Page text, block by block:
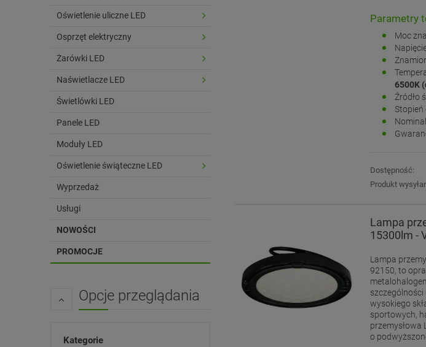
Oświetlenie uliczne LED
Osprzęt elektryczny
Żarówki LED
Naświetlacze LED
Świetlówki LED
Panele LED
Moduły LED
Oświetlenie świąteczne LED
Wyprzedaż
Usługi
NOWOŚCI
PROMOCJE
Opcje przeglądania
Kategorie
Parametry
Moc
6500K
Źródło
Stopień
Dostępność:
Produkt
Lampa
15300lm -
Lampa
92150, to
wysokiego
sportowych,
przemysłowa
o